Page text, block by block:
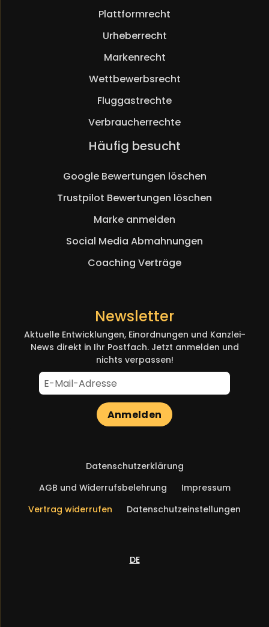
Plattformrecht
Urheberrecht
Markenrecht
Wettbewerbsrecht
Fluggastrechte
Verbraucherrechte
Häufig besucht
Google Bewertungen löschen
Trustpilot Bewertungen löschen
Marke anmelden
Social Media Abmahnungen
Coaching Verträge
Newsletter
Aktuelle Entwicklungen, Einordnungen und Kanzlei-
News direkt in Ihr Postfach. Jetzt anmelden und
nichts verpassen!
Anmelden
Navigation
Datenschutzerklärung
AGB und Widerrufsbelehrung
Impressum
Vertrag widerrufen
Datenschutzeinstellungen
DE